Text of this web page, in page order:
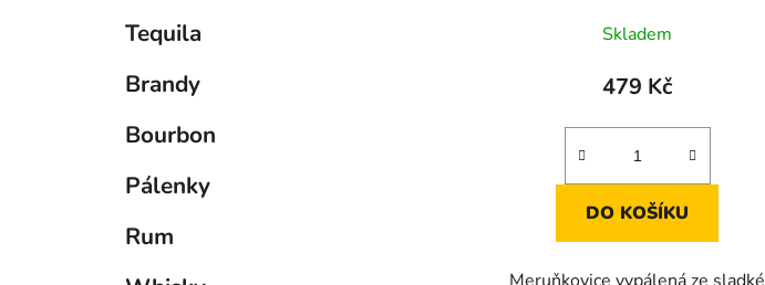
Tequila
Brandy
Bourbon
Pálenky
Rum
hodnocení
produktu
5,0
z
hvězdiček.
Skladem
479 Kč
DO KOŠÍKU
Meruňkovice vypálená ze sladké